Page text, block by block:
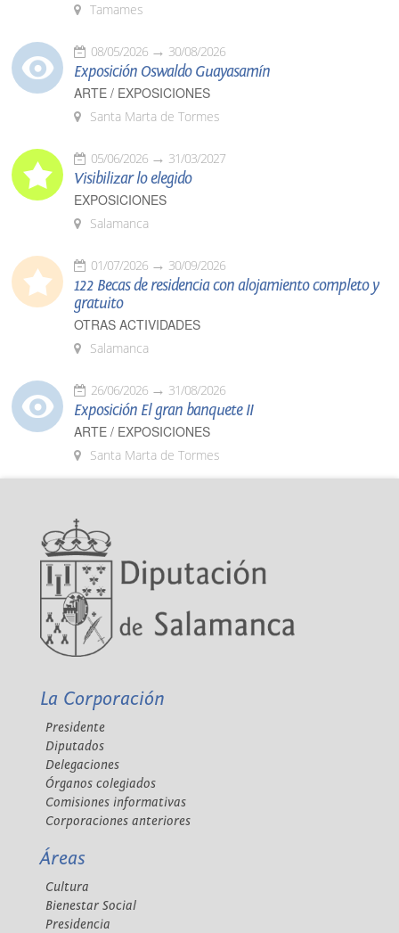
Tamames
08/05/2026 30/08/2026
Exposición Oswaldo Guayasamín
ARTE / EXPOSICIONES
Santa Marta de Tormes
05/06/2026 31/03/2027
Visibilizar lo elegido
EXPOSICIONES
Salamanca
01/07/2026 30/09/2026
122 Becas de residencia con alojamiento completo y
gratuito
OTRAS ACTIVIDADES
Salamanca
26/06/2026 31/08/2026
Exposición El gran banquete II
ARTE / EXPOSICIONES
Santa Marta de Tormes
La Corporación
Presidente
Diputados
Delegaciones
Órganos colegiados
Comisiones informativas
Corporaciones anteriores
Áreas
Cultura
Bienestar Social
Presidencia